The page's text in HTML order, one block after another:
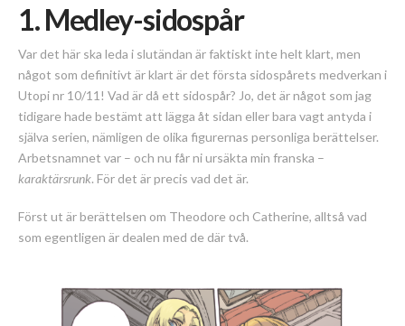
1. Medley-sidospår
Var det här ska leda i slutändan är faktiskt inte helt klart, men
något som definitivt är klart är det första sidospårets medverkan i
Utopi nr 10/11! Vad är då ett sidospår? Jo, det är något som jag
tidigare hade bestämt att lägga åt sidan eller bara vagt antyda i
själva serien, nämligen de olika figurernas personliga berättelser.
Arbetsnamnet var – och nu får ni ursäkta min franska –
karaktärsrunk. För det är precis vad det är.
Först ut är berättelsen om Theodore och Catherine, alltså vad
som egentligen är dealen med de där två.